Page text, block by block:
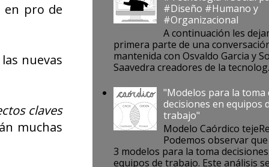
en pro de
nuevas
claves
muchas
#Diseño #Humano y
#Organizacional
A continuación les
primera parte de una
mantenida con Osvaldo Garcia y
Saavedra creadores de la
"Modelos para la toma
decisiones en equipos
trabajo"
Modelo Caórdico
Podemos observar
3 modelos para la toma
equipos de trabajo. Este análisis